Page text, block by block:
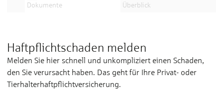
Dokumente Überblick
Haftpflichtschaden melden
Melden Sie hier schnell und unkompliziert einen Schaden,
den Sie verursacht haben. Das geht für Ihre Privat- oder
Tierhalterhaftpflichtversicherung.